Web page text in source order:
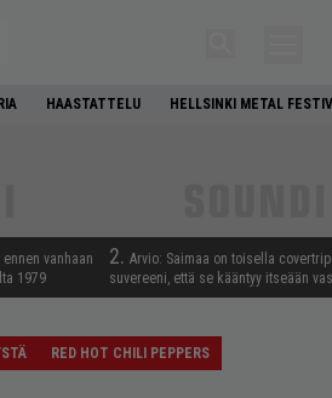
HAASTATTELU HELLSINKI METAL
vanhaan
1979
2. Arvio: Saimaa on toisella
suvereeni, että se kääntyy itseään
RED HOT CHILI PEPPERS